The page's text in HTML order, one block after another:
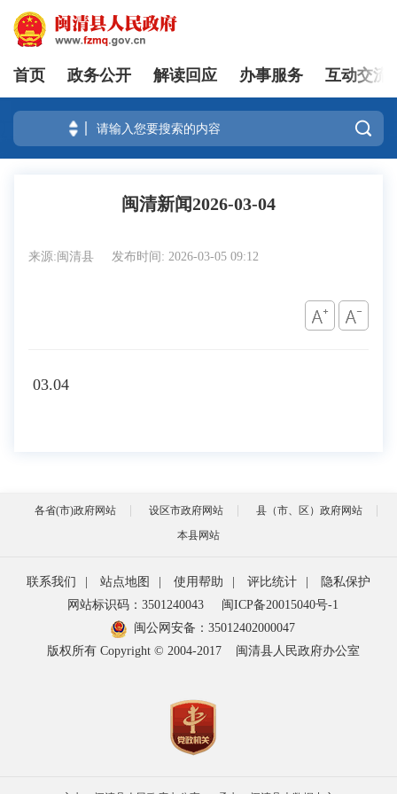
登录
首页 政务公开 解读回应 办事服务 互动交流

闽清新闻2026-03-04
来源:闽清县 发布时间: 2026-03-05 09:12
03.04
各省(市)政府网站 设区市政府网站
县（市、区）政府网站
本县网站
联系我们 站点地图 使用帮助 评比统计
隐私保护
网站标识码：3501240043
闽ICP备20015040号-1
闽公网安备： 35012402000047
版权所有 Copyright © 2004-2017
闽清县人民政府办公室